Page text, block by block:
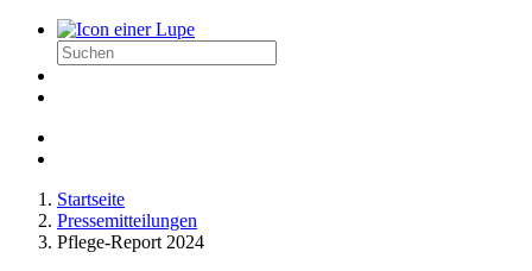
Startseite
Pressemitteilungen
Pflege-Report 2024